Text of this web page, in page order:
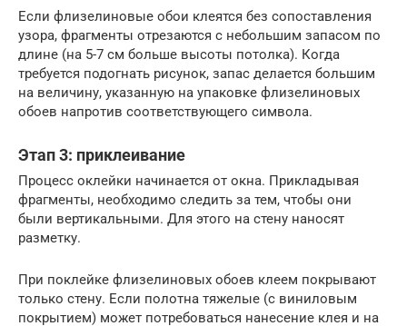
Если флизелиновые обои клеятся без сопоставления
узора, фрагменты отрезаются с небольшим запасом по
длине (на 5-7 см больше высоты потолка). Когда
требуется подогнать рисунок, запас делается большим
на величину, указанную на упаковке флизелиновых
обоев напротив соответствующего символа.
Этап 3: приклеивание
Процесс оклейки начинается от окна. Прикладывая
фрагменты, необходимо следить за тем, чтобы они
были вертикальными. Для этого на стену наносят
разметку.
При поклейке флизелиновых обоев клеем покрывают
только стену. Если полотна тяжелые (с виниловым
покрытием) может потребоваться нанесение клея и на